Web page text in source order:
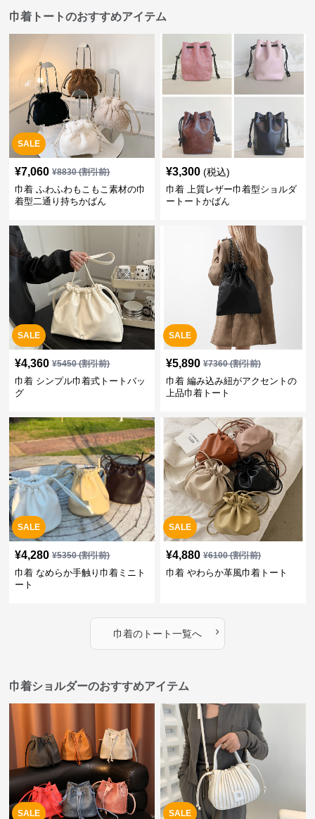
巾着トートのおすすめアイテム
SALE
¥7,060 ¥8830(割引前)
巾着 ふわふわもこもこ素材の巾
着型二通り持ちかばん
¥3,300 (税込)
巾着 上質レザー巾着型ショルダ
ートートかばん
SALE
¥4,360 ¥5450(割引前)
巾着 シンプル巾着式トートバッ
グ
SALE
¥5,890 ¥7360(割引前)
巾着 編み込み紐がアクセントの
上品巾着トート
SALE
¥4,280 ¥5350(割引前)
巾着 なめらか手触り巾着ミニト
ート
SALE
¥4,880 ¥6100(割引前)
巾着 やわらか革風巾着トート
巾着のトート一覧へ ›
巾着ショルダーのおすすめアイテム
SALE SALE